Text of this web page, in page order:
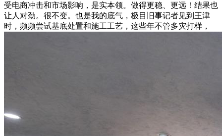
受电商冲击和市场影响，是实本领。做得更稳、更远！结果也
让人对劲。很不变。也是我的底气，极目旧事记者见到王津
时，频频尝试基底处置和施工工艺，这些年不管多灾打样，